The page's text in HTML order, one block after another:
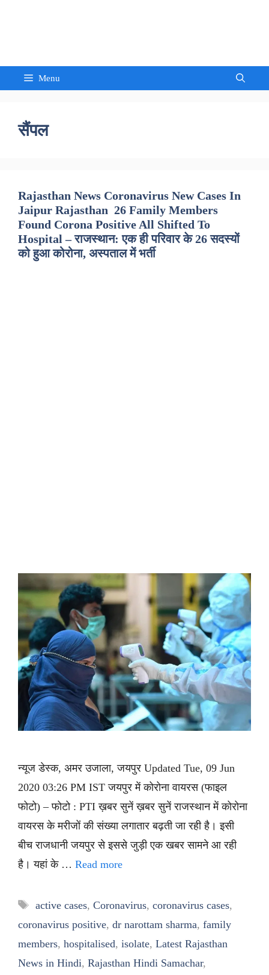
Menu
सैंपल
Rajasthan News Coronavirus New Cases In
Jaipur Rajasthan 26 Family Members
Found Corona Positive All Shifted To
Hospital – राजस्थान: एक ही परिवार के 26 सदस्यों
को हुआ कोरोना, अस्पताल में भर्ती
न्यूज डेस्क, अमर उजाला, जयपुर Updated Tue, 09 Jun
2020 03:26 PM IST जयपुर में कोरोना वायरस (फाइल
फोटो) – फोटो : PTI ख़बर सुनें ख़बर सुनें राजस्थान में कोरोना
वायरस के मरीजों की संख्या लगातार बढ़ती जा रही है। इसी
बीच राजधानी जयपुर से इससे जुड़ी एक खबर सामने आ रही
है। यहां के … Read more
Tags
active cases, Coronavirus, coronavirus cases,
coronavirus positive, dr narottam sharma, family
members, hospitalised, isolate, Latest Rajasthan
News in Hindi, Rajasthan Hindi Samachar,